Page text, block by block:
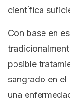
científica
Con base en
posible
sangrado en el
una